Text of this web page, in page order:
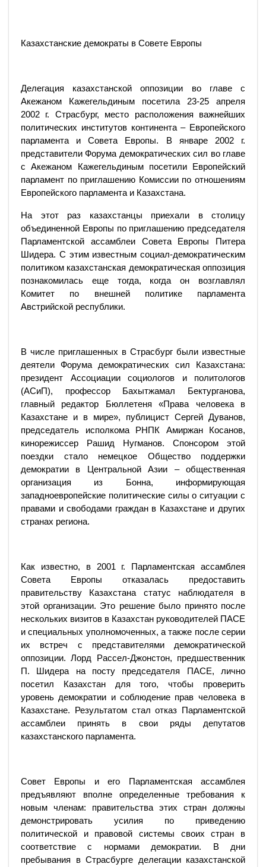
Казахстанские демократы в Совете Европы
Делегация казахстанской оппозиции во главе с
Акежаном Кажегельдиным посетила 23-25 апреля
2002 г. Страсбург, место расположения важнейших
политических институтов континента – Европейского
парламента и Совета Европы. В январе 2002 г.
представители Форума демократических сил во главе
с Акежаном Кажегельдиным посетили Европейский
парламент по приглашению Комиссии по отношениям
Европейского парламента и Казахстана.
На этот раз казахстанцы приехали в столицу
объединенной Европы по приглашению председателя
Парламентской ассамблеи Совета Европы Питера
Шидера. С этим известным социал-демократическим
политиком казахстанская демократическая оппозиция
познакомилась еще тогда, когда он возглавлял
Комитет по внешней политике парламента
Австрийской республики.
В числе приглашенных в Страсбург были известные
деятели Форума демократических сил Казахстана:
президент Ассоциации социологов и политологов
(АСиП), профессор Бахытжамал Бектурганова,
главный редактор Бюллетеня «Права человека в
Казахстане и в мире», публицист Сергей Дуванов,
председатель исполкома РНПК Амиржан Косанов,
кинорежиссер Рашид Нугманов. Спонсором этой
поездки стало немецкое Общество поддержки
демократии в Центральной Азии – общественная
организация из Бонна, информирующая
западноевропейские политические силы о ситуации с
правами и свободами граждан в Казахстане и других
странах региона.
Как известно, в 2001 г. Парламентская ассамблея
Совета Европы отказалась предоставить
правительству Казахстана статус наблюдателя в
этой организации. Это решение было принято после
нескольких визитов в Казахстан руководителей ПАСЕ
и специальных уполномоченных, а также после серии
их встреч с представителями демократической
оппозиции. Лорд Рассел-Джонстон, предшественник
П. Шидера на посту председателя ПАСЕ, лично
посетил Казахстан для того, чтобы проверить
уровень демократии и соблюдение прав человека в
Казахстане. Результатом стал отказ Парламентской
ассамблеи принять в свои ряды депутатов
казахстанского парламента.
Совет Европы и его Парламентская ассамблея
предъявляют вполне определенные требования к
новым членам: правительства этих стран должны
демонстрировать усилия по приведению
политической и правовой системы своих стран в
соответствие с нормами демократии. В дни
пребывания в Страсбурге делегации казахстанской